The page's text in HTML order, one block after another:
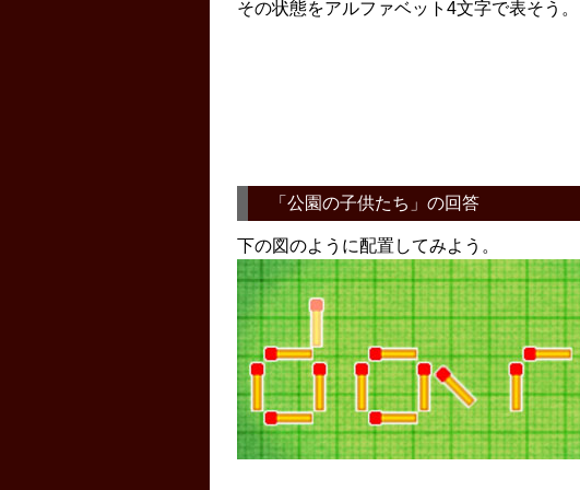
その状態をアルファベット4文字で表そう。
「 公園の子供たち 」の回答
下の図のように配置してみよう。